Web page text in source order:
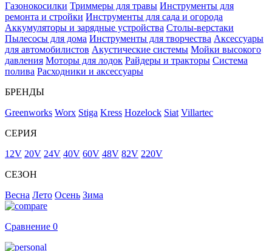
Газонокосилки Триммеры для травы Инструменты для
ремонта и стройки Инструменты для сада и огорода
Аккумуляторы и зарядные устройства Столы-верстаки
Пылесосы для дома Инструменты для творчества Аксессуары
для автомобилистов Акустические системы Мойки высокого
давления Моторы для лодок Райдеры и тракторы Система
полива Расходники и аксессуары
БРЕНДЫ
Greenworks Worx Stiga Kress Hozelock Siat Villartec
СЕРИЯ
12V 20V 24V 40V 60V 48V 82V 220V
СЕЗОН
Весна Лето Осень Зима
Сравнение 0